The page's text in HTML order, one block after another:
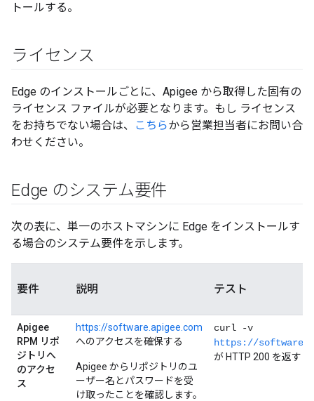
トールする。
ライセンス
Edge のインストールごとに、Apigee から取得した固有の
ライセンス ファイルが必要となります。もし ライセンス
をお持ちでない場合は、
こちらから営業担当者にお問い合
わせください。
Edge のシステム要件
次の表に、単一のホストマシンに Edge をインストールす
る場合のシステム要件を示します。
要件 説明 テスト
Apigee
RPM リポ
ジトリへ
のアクセ
ス
https://software.apigee.com
へのアクセスを確保する
Apigee からリポジトリのユ
ーザー名とパスワードを受
け取ったことを確認します。
curl -v
https://
が HTTP 200 を返す